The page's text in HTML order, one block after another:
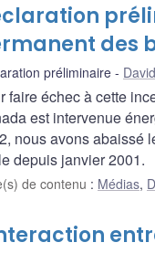
des
préliminaire
faire échec à cette
est intervenue
nous avons abaissé
depuis janvier 2001.
de contenu : Médias,